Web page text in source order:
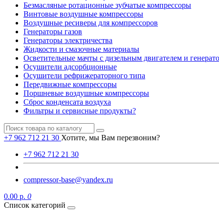
Безмасляные ротационные зубчатые компрессоры
Винтовые воздушные компрессоры
Воздушные ресиверы для компрессоров
Генераторы газов
Генераторы электричества
Жидкости и смазочные материалы
Осветительные мачты с дизельным двигателем и
Осушители адсорбционные
Осушители рефрижераторного типа
Передвижные компрессоры
Поршневые воздушные компрессоры
Сброс конденсата воздуха
Фильтры и сервисные продукты?
+7 962 712 21 30 Хотите, мы Вам перезвоним?
+7 962 712 21 30
compressor-base@yandex.ru
0.00 р. 0
Список категорий